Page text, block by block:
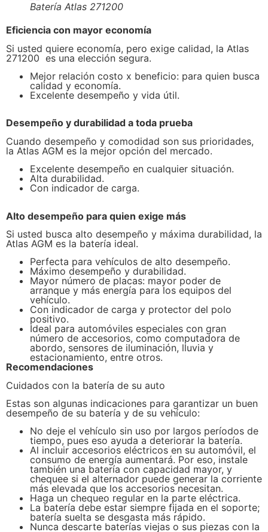
Batería Atlas 271200
Eficiencia con mayor economía
Si usted quiere economía, pero exige calidad, la Atlas
271200 es una elección segura.
Mejor relación costo x beneficio: para quien busca
calidad y economía.
Excelente desempeño y vida útil.
Desempeño y durabilidad a toda prueba
Cuando desempeño y comodidad son sus prioridades,
la Atlas AGM es la mejor opción del mercado.
Excelente desempeño en cualquier situación.
Alta durabilidad.
Con indicador de carga.
Alto desempeño para quien exige más
Si usted busca alto desempeño y máxima durabilidad, la
Atlas AGM es la batería ideal.
Perfecta para vehículos de alto desempeño.
Máximo desempeño y durabilidad.
Mayor número de placas: mayor poder de
arranque y más energía para los equipos del
vehículo.
Con indicador de carga y protector del polo
positivo.
Ideal para automóviles especiales con gran
número de accesorios, como computadora de
abordo, sensores de iluminación, lluvia y
estacionamiento, entre otros.
Recomendaciones
Cuidados con la batería de su auto
Estas son algunas indicaciones para garantizar un buen
desempeño de su batería y de su vehículo:
No deje el vehículo sin uso por largos períodos de
tiempo, pues eso ayuda a deteriorar la batería.
Al incluir accesorios eléctricos en su automóvil, el
consumo de energía aumentará. Por eso, instale
también una batería con capacidad mayor, y
chequee si el alternador puede generar la corriente
más elevada que los accesorios necesitan.
Haga un chequeo regular en la parte eléctrica.
La batería debe estar siempre fijada en el soporte;
batería suelta se desgasta más rápido.
Nunca descarte baterías viejas o sus piezas con la